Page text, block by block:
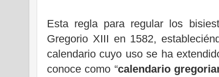
Esta regla para regular los
Gregorio XIII en 1582,
calendario cuyo uso se ha
conoce como “calendario